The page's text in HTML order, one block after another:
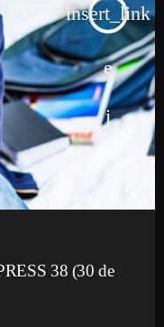
insert_link
38 (30 de